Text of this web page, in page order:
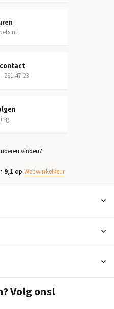
261 47 23
vinden?
9,1 op Webwinkelkeur
Volg ons!